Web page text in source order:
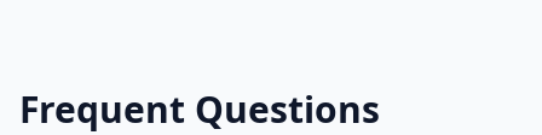
Frequent Questions